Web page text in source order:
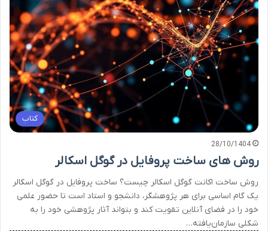
کتاب
28/10/1404
روش های ساخت پروفایل در گوگل اسکالر
روش ساخت اکانت گوگل اسکالر چیست؟ ساخت پروفایل در گوگل اسکالر
یک گام اساسی برای هر پژوهشگر، دانشجو و استاد است تا حضور علمی
خود را در فضای آنلاین تقویت کند و بتواند آثار پژوهشی خود را به
شکلی سازمان‌یافته…